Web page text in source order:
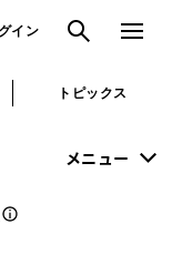
イン 検索 メニュ
トピックス
メニュー